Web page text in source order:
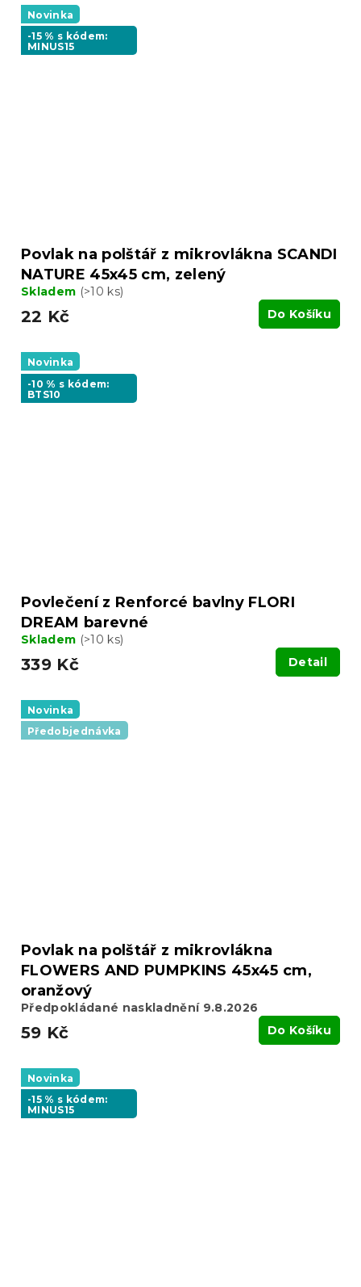
Novinka
-15 % s kódem:
MINUS15
Povlak na polštář z mikrovlákna SCANDI
NATURE 45x45 cm, zelený
Skladem (>10 ks)
22 Kč Do Košíku
Novinka
-10 % s kódem:
BTS10
Povlečení z Renforcé bavlny FLORI
DREAM barevné
Skladem (>10 ks)
339 Kč Detail
Novinka
Předobjednávka
Povlak na polštář z mikrovlákna
FLOWERS AND PUMPKINS 45x45 cm,
oranžový
Předpokládané naskladnění 9.8.2026
59 Kč Do Košíku
Novinka
-15 % s kódem:
MINUS15